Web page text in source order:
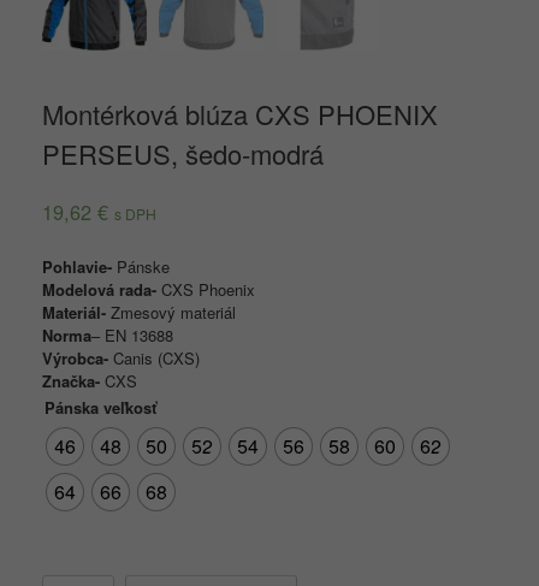
Montérková blúza CXS PHOENIX
PERSEUS, šedo-modrá
19,62 € s DPH
Pohlavie- Pánske
Modelová rada- CXS Phoenix
Materiál- Zmesový materiál
Norma– EN 13688
Výrobca- Canis (CXS)
Značka- CXS
Pánska veľkosť
46 48 50 52 54 56 58 60
62
64
66 68